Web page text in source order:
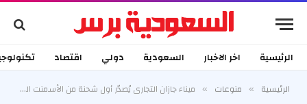
الرئيسية اخر الاخبار السعودية دولي اقتصاد
الرئيسية » منوعات » ميناء جازان التجاري يُصدّر أول شحنة من الأسمنت المكيس «البورتلاندي»